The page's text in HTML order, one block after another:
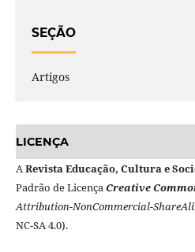
SEÇÃO
Artigos
LICENÇA
ARevista Educação, Cultura e
Padrão de LicençaCreative
Attribution-NonCommercial-
NC-SA 4.0).